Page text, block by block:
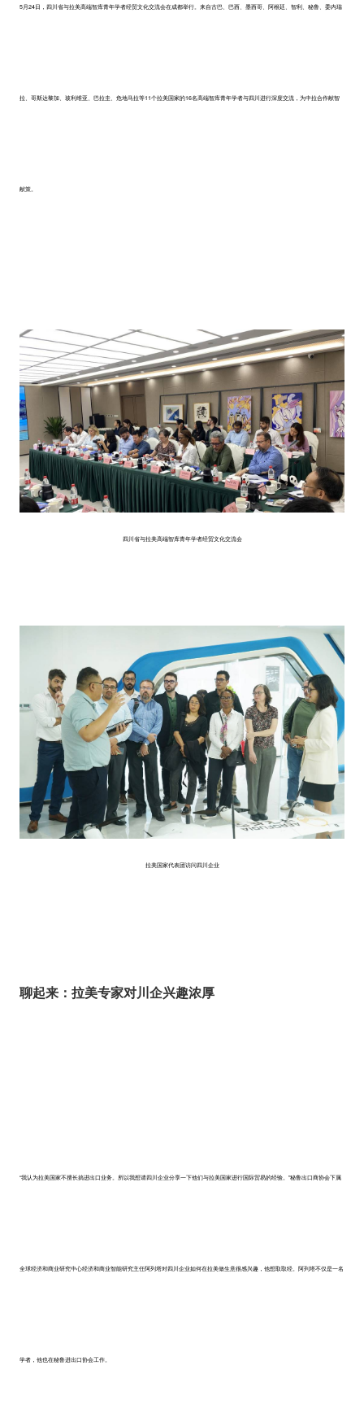
5月24日，四川省与拉美高端智库青年学者经贸文化交流会在成都举行。来自古巴、巴西、墨西哥、阿根廷、智利、秘鲁、委内瑞
拉、哥斯达黎加、玻利维亚、巴拉圭、危地马拉等11个拉美国家的16名高端智库青年学者与四川进行深度交流，为中拉合作献智
献策。
四川省与拉美高端智库青年学者经贸文化交流会
拉美国家代表团访问四川企业
聊起来：拉美专家对川企兴趣浓厚
“我认为拉美国家不擅长搞进出口业务。所以我想请四川企业分享一下他们与拉美国家进行国际贸易的经验。”秘鲁出口商协会下属
全球经济和商业研究中心经济和商业智能研究主任阿列塔对四川企业如何在拉美做生意很感兴趣，他想取取经。阿列塔不仅是一名
学者，他也在秘鲁进出口协会工作。